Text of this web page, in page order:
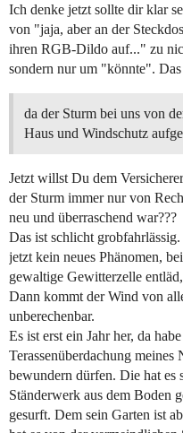
Ich denke jetzt sollte dir klar
von "jaja, aber an der
ihren RGB-Dildo auf..." zu
sondern nur um "könnte".
da der Sturm bei uns von
Haus und Windschutz
Jetzt willst Du dem
der Sturm immer nur von
neu und überraschend war???
Das ist schlicht
jetzt kein neues Phänomen,
gewaltige Gewitterzelle
Dann kommt der Wind von
unberechenbar.
Es ist erst ein Jahr her, da
Terassenüberdachung
bewundern dürfen. Die hat es
Ständerwerk aus dem Boden
gesurft. Dem sein Garten ist